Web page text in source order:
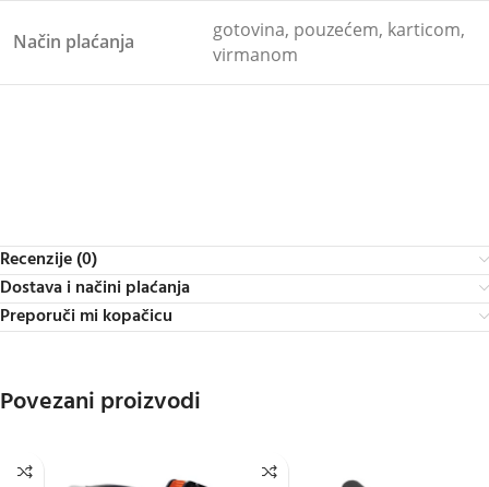
Način plaćanja
gotovina, pouzećem, karticom,
virmanom
Recenzije (0)
Dostava i načini plaćanja
Preporuči mi kopačicu
Povezani proizvodi